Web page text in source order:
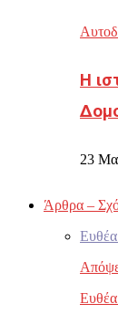
Η
23
Άρθρα –